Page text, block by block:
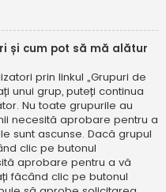
și cum pot să mă alătur
prin linkul „Grupuri de
unui grup, puteți continua
Nu toate grupurile au
necesită aprobare pentru a
sunt ascunse. Dacă grupul
clic pe butonul
aprobare pentru a vă
făcând clic pe butonul